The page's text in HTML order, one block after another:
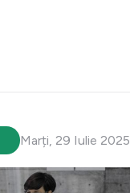
Marți, 29 Iulie 2025